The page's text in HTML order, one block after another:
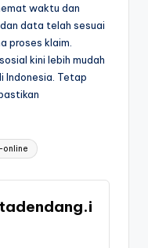
waktu dan
data telah sesuai
proses klaim.
kini lebih mudah
Indonesia. Tetap